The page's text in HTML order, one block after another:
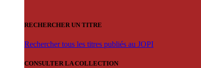
RECHERCHER UN TITRE
Rechercher tous les titres publiés au JOPI
CONSULTER LA COLLECTION